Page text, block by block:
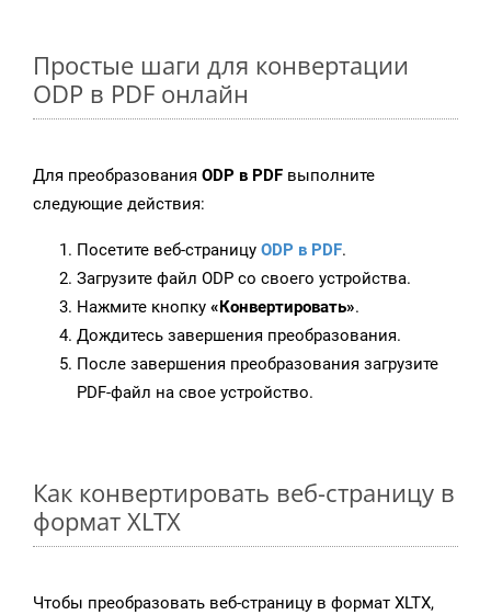
Простые шаги для конвертации
ODP в PDF онлайн
Для преобразования ODP в PDF выполните
следующие действия:
Посетите веб-страницу ODP в PDF.
Загрузите файл ODP со своего устройства.
Нажмите кнопку «Конвертировать».
Дождитесь завершения преобразования.
После завершения преобразования загрузите
PDF-файл на свое устройство.
Как конвертировать веб-страницу в
формат XLTX
Чтобы преобразовать веб-страницу в формат XLTX,